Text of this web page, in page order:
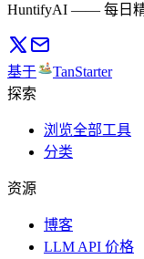
HuntifyAI —— 每日精
基于
TanStarter
探索
浏览全部工具
分类
资源
博客
LLM API 价格